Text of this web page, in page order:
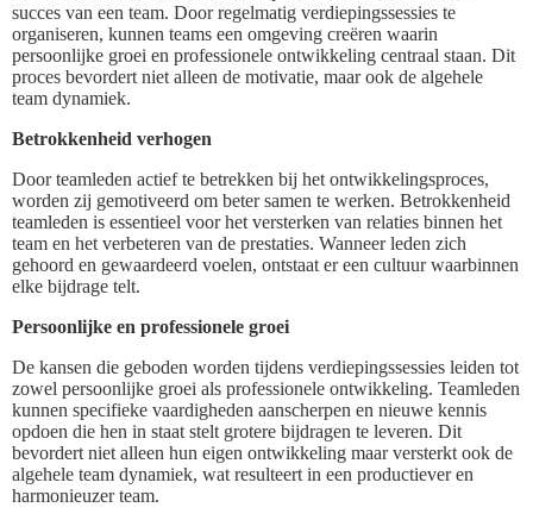
succes van een team. Door regelmatig verdiepingssessies te
organiseren, kunnen teams een omgeving creëren waarin
persoonlijke groei en professionele ontwikkeling centraal staan. Dit
proces bevordert niet alleen de motivatie, maar ook de algehele
team dynamiek.
Betrokkenheid verhogen
Door teamleden actief te betrekken bij het ontwikkelingsproces,
worden zij gemotiveerd om beter samen te werken. Betrokkenheid
teamleden is essentieel voor het versterken van relaties binnen het
team en het verbeteren van de prestaties. Wanneer leden zich
gehoord en gewaardeerd voelen, ontstaat er een cultuur waarbinnen
elke bijdrage telt.
Persoonlijke en professionele groei
De kansen die geboden worden tijdens verdiepingssessies leiden tot
zowel persoonlijke groei als professionele ontwikkeling. Teamleden
kunnen specifieke vaardigheden aanscherpen en nieuwe kennis
opdoen die hen in staat stelt grotere bijdragen te leveren. Dit
bevordert niet alleen hun eigen ontwikkeling maar versterkt ook de
algehele team dynamiek, wat resulteert in een productiever en
harmonieuzer team.